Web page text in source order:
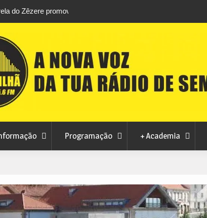
da
levou milhares de visitantes a Penamacor
Programação + Academia